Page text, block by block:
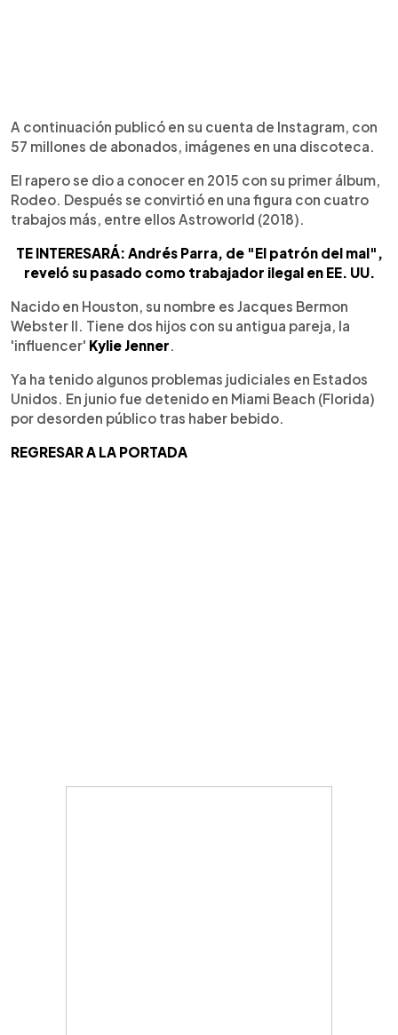
A continuación publicó en su cuenta de Instagram, con
57 millones de abonados, imágenes en una discoteca.
El rapero se dio a conocer en 2015 con su primer álbum,
Rodeo. Después se convirtió en una figura con cuatro
trabajos más, entre ellos Astroworld (2018).
TE INTERESARÁ: Andrés Parra, de "El patrón del mal",
reveló su pasado como trabajador ilegal en EE. UU.
Nacido en Houston, su nombre es Jacques Bermon
Webster II. Tiene dos hijos con su antigua pareja, la
'influencer' Kylie Jenner
Ya ha tenido algunos problemas judiciales en Estados
Unidos. En junio fue detenido en Miami Beach (Florida)
por desorden público tras haber bebido.
REGRESAR A LA PORTADA